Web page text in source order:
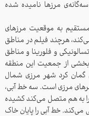
(1995) و ابدیت و یک روز (1998) سه‌گانه‌ی مرزها نامیده شده
به موقعیت مرزهای
هرچند فیلم در مناطق
و فلورینا و مناطق
بخشی از جمعیت این منطقه‌
گمان کرد شهر‌ مرزی شمال
مرزی است. سه خط آبی،
به هم متصل می‌کند کشیده
خط آبی را پایان خاک